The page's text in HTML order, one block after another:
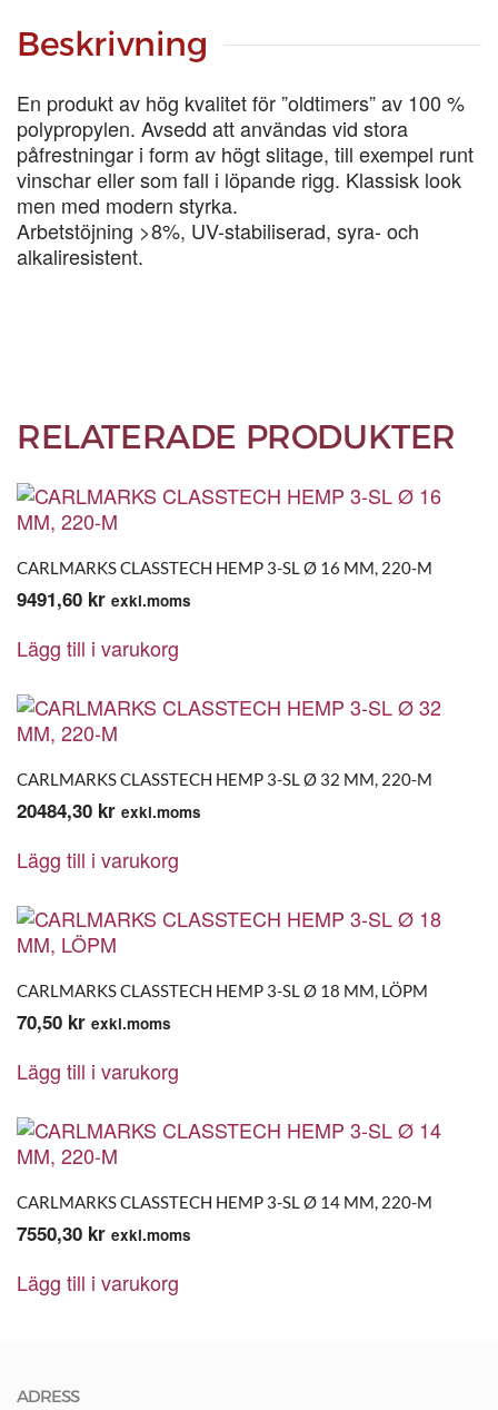
Ø
30
220-
M
mängd
Beskrivning
En produkt av hög kvalitet för ”oldtimers” av 100 %
polypropylen. Avsedd att användas vid stora
påfrestningar i form av högt slitage, till exempel runt
vinschar eller som fall i löpande rigg. Klassisk look
men med modern styrka.
Arbetstöjning >8%, UV-stabiliserad, syra- och
alkaliresistent.
RELATERADE PRODUKTER
CARLMARKS CLASSTECH HEMP 3-SL Ø 16 MM, 220-M
9491,60 kr exkl.moms
Lägg till i varukorg
CARLMARKS CLASSTECH HEMP 3-SL Ø 32 MM, 220-M
20484,30 kr exkl.moms
Lägg till i varukorg
CARLMARKS CLASSTECH HEMP 3-SL Ø 18 MM, LÖPM
70,50 kr exkl.moms
Lägg till i varukorg
CARLMARKS CLASSTECH HEMP 3-SL Ø 14 MM, 220-M
7550,30 kr exkl.moms
Lägg till i varukorg
ADRESS